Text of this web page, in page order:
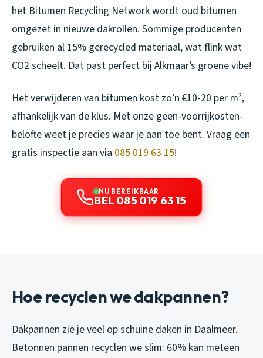
het Bitumen Recycling Network wordt oud bitumen
omgezet in nieuwe dakrollen. Sommige producenten
gebruiken al 15% gerecycled materiaal, wat flink wat
CO2 scheelt. Dat past perfect bij Alkmaar’s groene vibe!
Het verwijderen van bitumen kost zo’n €10-20 per m²,
afhankelijk van de klus. Met onze geen-voorrijkosten-
belofte weet je precies waar je aan toe bent. Vraag een
gratis inspectie aan via 085 019 63 15!
NU BEREIKBAAR
BEL 085 019 63 15
Hoe recyclen we dakpannen?
Dakpannen zie je veel op schuine daken in Daalmeer.
Betonnen pannen recyclen we slim: 60% kan meteen